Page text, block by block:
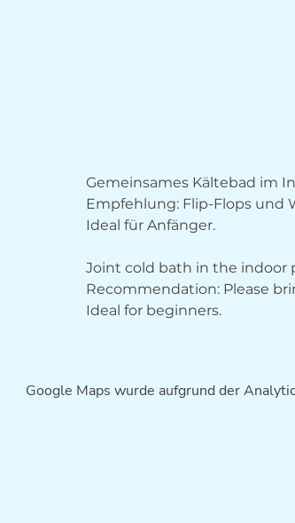
Gemeinsames Kältebad im
Empfehlung: Flip-Flops und
Ideal für Anfänger.
Joint cold bath in the indoor
Recommendation: Please
Ideal for beginners.
Google Maps wurde aufgrund der